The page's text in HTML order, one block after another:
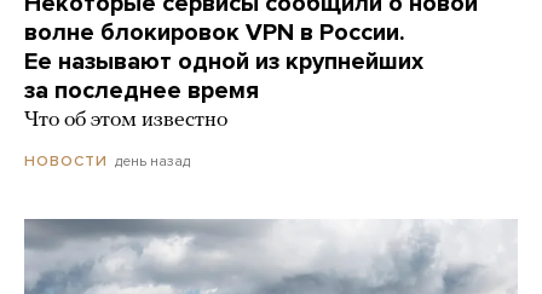
волне блокировок VPN в России.
Ее называют одной из крупнейших
за последнее время
Что об этом известно
НОВОСТИ день назад